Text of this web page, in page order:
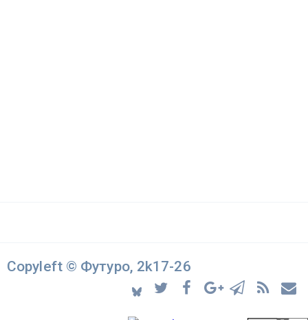
Copyleft © Футуро, 2k17-26